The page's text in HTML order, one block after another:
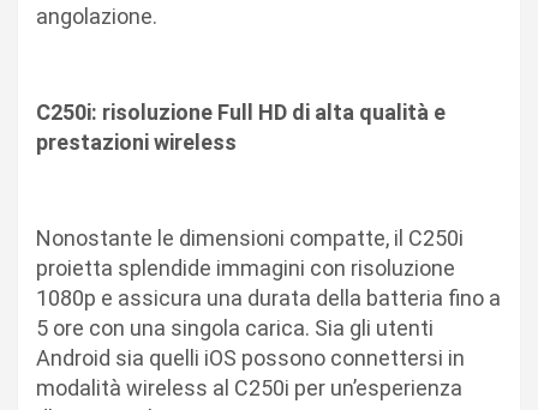
angolazione.
C250i: risoluzione Full HD di alta qualità e
prestazioni wireless
Nonostante le dimensioni compatte, il C250i
proietta splendide immagini con risoluzione
1080p e assicura una durata della batteria fino a
5 ore con una singola carica. Sia gli utenti
Android sia quelli iOS possono connettersi in
modalità wireless al C250i per un’esperienza